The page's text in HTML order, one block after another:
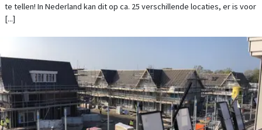
te tellen! In Nederland kan dit op ca. 25 verschillende locaties, er is voor
[...]